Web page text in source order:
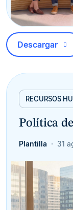
Descargar
RECURSOS
Política
Plantilla 31